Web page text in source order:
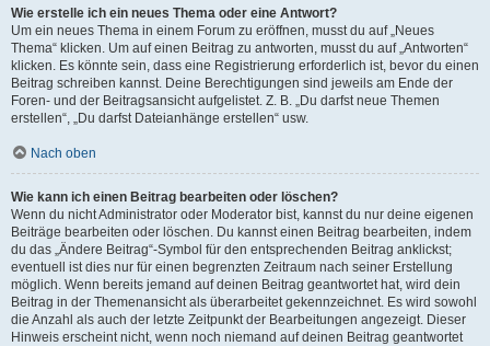
Wie erstelle ich ein neues Thema oder eine Antwort?
Um ein neues Thema in einem Forum zu eröffnen, musst du auf „Neues
Thema“ klicken. Um auf einen Beitrag zu antworten, musst du auf „Antworten“
klicken. Es könnte sein, dass eine Registrierung erforderlich ist, bevor du einen
Beitrag schreiben kannst. Deine Berechtigungen sind jeweils am Ende der
Foren- und der Beitragsansicht aufgelistet. Z. B. „Du darfst neue Themen
erstellen“, „Du darfst Dateianhänge erstellen“ usw.
Nach oben
Wie kann ich einen Beitrag bearbeiten oder löschen?
Wenn du nicht Administrator oder Moderator bist, kannst du nur deine eigenen
Beiträge bearbeiten oder löschen. Du kannst einen Beitrag bearbeiten, indem
du das „Ändere Beitrag“-Symbol für den entsprechenden Beitrag anklickst;
eventuell ist dies nur für einen begrenzten Zeitraum nach seiner Erstellung
möglich. Wenn bereits jemand auf deinen Beitrag geantwortet hat, wird dein
Beitrag in der Themenansicht als überarbeitet gekennzeichnet. Es wird sowohl
die Anzahl als auch der letzte Zeitpunkt der Bearbeitungen angezeigt. Dieser
Hinweis erscheint nicht, wenn noch niemand auf deinen Beitrag geantwortet